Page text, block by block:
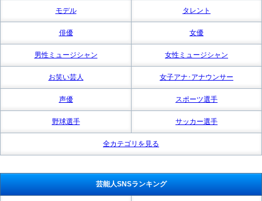
モデル タレント
俳優 女優
男性ミュージシャン 女性ミュージシャン
お笑い芸人 女子アナ･アナウンサー
声優 スポーツ選手
野球選手 サッカー選手
全カテゴリを見る
芸能人SNSランキング